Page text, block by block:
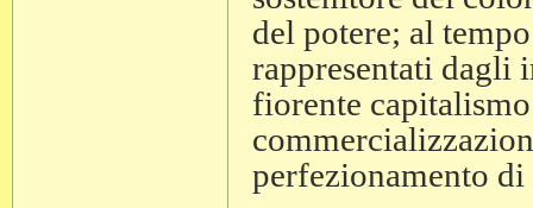
del potere; al
rappresentati dagli
fiorente
perfezionamento